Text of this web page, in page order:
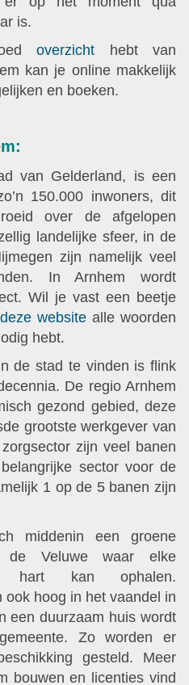
is.
overzicht hebt van
kan je online makkelijk
en boeken.
van Gelderland, is een
150.000 inwoners, dit
over de afgelopen
landelijke sfeer, in de
zijn namelijk veel
In Arnhem wordt
Wil je vast een beetje
deze website alle woorden
hebt.
de stad te vinden is flink
De regio Arnhem
gezond gebied, deze
grootste werkgever van
zijn veel banen
sector voor de
1 op de 5 banen zijn
middenin een groene
de Veluwe waar elke
hart kan ophalen.
ook hoog in het vaandel in
een duurzaam huis wordt
Zo worden er
gesteld. Meer
bouwen en licenties vind